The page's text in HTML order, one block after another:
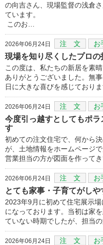
の向吉さん、現場監督の浅倉
ています。
このお…
2026年06月24日 注 文 お
現場を知り尽くしたプロ
この度は、私たちの新居を素
ありがとうございました。無
日に大きな喜びを感じており
2026年06月24日 注 文 お
今度引っ越すとしてもポ
す
初めての注文住宅で、何から
が、土地情報をホームページ
営業担当の方が図面を作って
2026年06月24日 注 文 お
とても家事・子育てがしや
2023年9月に初めて住宅展示
になっております。当初は家
ていない時期でしたが、担当
2026年06月24日 注 文 お